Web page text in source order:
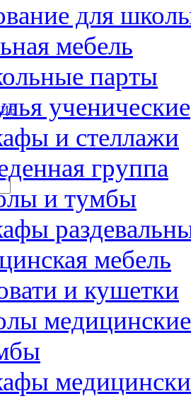
для
мебель
парты
ученические
и стеллажи
группа
и тумбы
мебель
и кушетки
медицинские